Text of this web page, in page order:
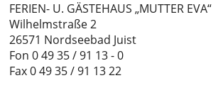
FERIEN- U. GÄSTEHAUS „MUTTER EVA“
Wilhelmstraße 2
26571 Nordseebad Juist
Fon 0 49 35 / 91 13 - 0
Fax 0 49 35 / 91 13 22